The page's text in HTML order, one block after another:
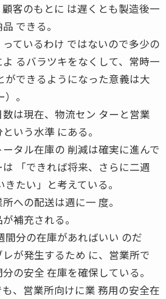
客のもとに は遅くとも製造後一
できる。
っているわけ ではないので多少の
るバラツキをなくして、常時一
ができるようになった意義は大
。
は現在、物流セン ターと営業
いう水準 にある。
タル在庫の 削減は確実に進んで
「できれば将来、さらに二週
たい」と考えている。
への配送は週に一 度。
補充される。
間分の在庫があればいい のだ
が発生するため に、営業所で
の安全 在庫を確保している。
、営業所向けに業 務用の安全在